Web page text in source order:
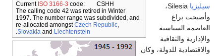
Current ISO 3166-3 code: CSHH
The calling code 42 was retired in Winter
1997. The number range was subdivided, and
re-allocated amongstCzech Republic,
Slovakia and Liechtenstein
.
سيليزيا
Silesia،
وأصبحت براغ
العاصمة السياسية
والإدارية والثقافية
والاقتصادية للدولة، وكان